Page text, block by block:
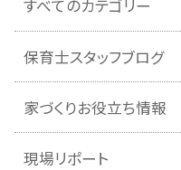
すべてのカテゴリー
保育士スタッフブログ
家づくりお役立ち情報
現場リポート